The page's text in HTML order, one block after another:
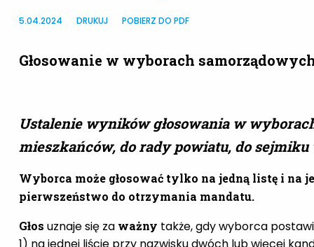
5.04.2024 DRUKUJ POBIERZ DO PDF
Głosowanie w wyborach
Ustalenie wyników głosowania w
mieszkańców, do rady powiatu, do
Wyborca może głosować tylko na jedną listę i na
pierwszeństwo do otrzymania mandatu.
Głos uznaje się za ważny także, gdy wyborca